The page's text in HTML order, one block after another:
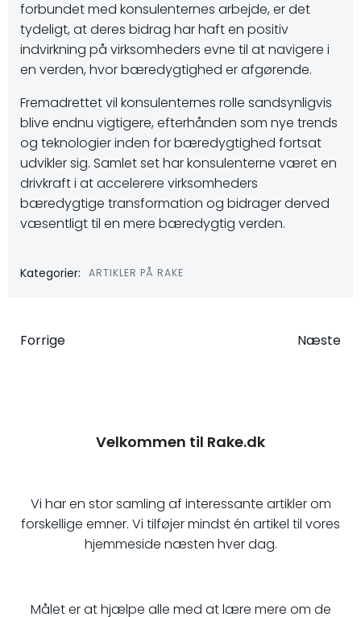
forbundet med konsulenternes arbejde, er det
tydeligt, at deres bidrag har haft en positiv
indvirkning på virksomheders evne til at navigere i
en verden, hvor bæredygtighed er afgørende.
Fremadrettet vil konsulenternes rolle sandsynligvis
blive endnu vigtigere, efterhånden som nye trends
og teknologier inden for bæredygtighed fortsat
udvikler sig. Samlet set har konsulenterne været en
drivkraft i at accelerere virksomheders
bæredygtige transformation og bidrager derved
væsentligt til en mere bæredygtig verden.
Kategorier: ARTIKLER PÅ RAKE
Indlægsnavigation
Forrige Næste
Velkommen til Rake.dk
Vi har en stor samling af interessante artikler om
forskellige emner. Vi tilføjer mindst én artikel til vores
hjemmeside næsten hver dag.
Målet er at hjælpe alle med at lære mere om de